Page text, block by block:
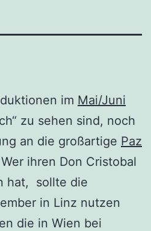
im Mai/Juni
zu sehen sind, noch
an die großartige Paz
ihren Don Cristobal
hat, sollte die
in Linz nutzen
die in Wien bei